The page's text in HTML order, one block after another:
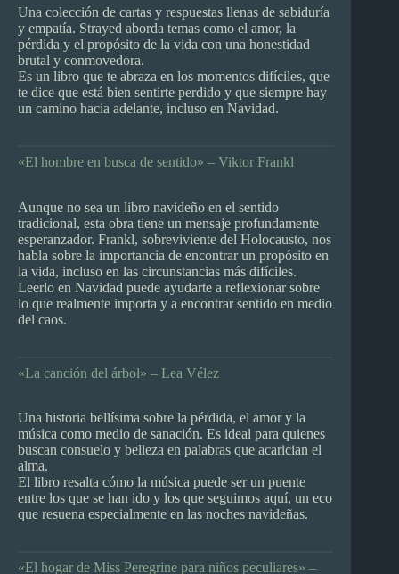
Una colección de cartas y respuestas llenas de sabiduría
y empatía. Strayed aborda temas como el amor, la
pérdida y el propósito de la vida con una honestidad
brutal y conmovedora.
Es un libro que te abraza en los momentos difíciles, que
te dice que está bien sentirte perdido y que siempre hay
un camino hacia adelante, incluso en Navidad.
«El hombre en busca de sentido» – Viktor Frankl
Aunque no sea un libro navideño en el sentido
tradicional, esta obra tiene un mensaje profundamente
esperanzador. Frankl, sobreviviente del Holocausto, nos
habla sobre la importancia de encontrar un propósito en
la vida, incluso en las circunstancias más difíciles.
Leerlo en Navidad puede ayudarte a reflexionar sobre
lo que realmente importa y a encontrar sentido en medio
del caos.
«La canción del árbol» – Lea Vélez
Una historia bellísima sobre la pérdida, el amor y la
música como medio de sanación. Es ideal para quienes
buscan consuelo y belleza en palabras que acarician el
alma.
El libro resalta cómo la música puede ser un puente
entre los que se han ido y los que seguimos aquí, un eco
que resuena especialmente en las noches navideñas.
«El hogar de Miss Peregrine para niños peculiares» –